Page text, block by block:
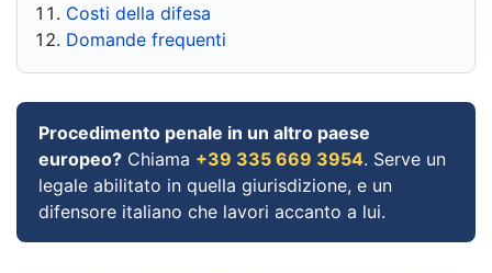
Costi della difesa
Domande frequenti
Procedimento penale in un altro paese
europeo? Chiama +39 335 669 3954. Serve un
legale abilitato in quella giurisdizione, e un
difensore italiano che lavori accanto a lui.